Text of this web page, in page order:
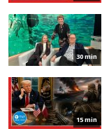
30 min
15 min